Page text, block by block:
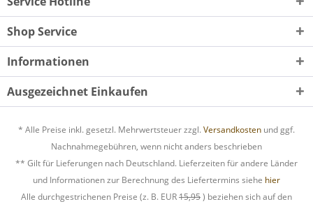
Shop Service
Informationen
Ausgezeichnet Einkaufen
* Alle Preise inkl. gesetzl. Mehrwertsteuer zzgl. Versandkosten und ggf.
Nachnahmegebühren, wenn nicht anders beschrieben
** Gilt für Lieferungen nach Deutschland. Lieferzeiten für andere Länder
und Informationen zur Berechnung des Liefertermins siehe hier
Alle durchgestrichenen Preise (z. B. EUR15,95) beziehen sich auf den